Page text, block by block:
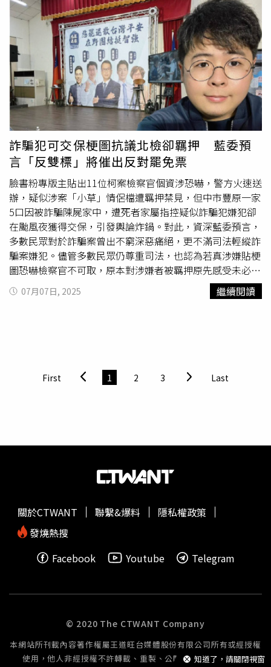
認為此系列演說有愈講愈好趨勢，且有助於穩定支持者信
心，對抗罷免壓力。內部人士表示，賴清德團結十講雖然傳
出爭議，但目前演講多集中於「
獅子會」等特定社團場合，
目的在於穩定基本盤，與一般民眾接觸有限，對罷免三階的
實質影響也不會太大。另一地方人士則認為，總統親自上場
發聲，以其高度與號召力，對於中間偏綠選民而言反而有激
勵作用，或許能激發更多人出面投票，對罷免戰有實質助
力。如今距離罷免第三階段投票僅剩不到一個月，原先預估
罷免成功席次可達8席，近期卻風向驟變，傳出罷團保守預
估「保底剩4席」，國民黨內部最新評估也僅剩「3+1」
席，因反罷方陣營積極備戰，也讓國民黨聲勢大漲。距離7
月26日罷免投票日已不到一個月，國民黨全黨總動員，全面
投入反罷免戰線，帶動支持氣勢回升，近期民調也出現明顯
上揚趨勢。圖為立委王鴻薇日前與台北市長蔣萬安合體掃
街，親赴第一線呼籲民眾「反罷到底」，展現藍營團結動員
的決心。（圖／黃耀徵攝）綠營知情人士分析，隨著大罷免
進入第三階段，選戰從先前的「冷戰」轉為「熱戰」，藍綠
兩黨皆號召全黨動員下場，讓藍營聲勢從低迷短期內出現拉
升。而儘管民進黨已指示公職人員全面投入協助罷免行動，
但地方資源是否願全力傾注，仍存不確定性。據指出，
2026年縣市長及議員九合一選舉將至，各地民代對罷免案
員，投入「罷免團體三階段行動」的對抗作戰，罷免攻防熱
戰正式開打。圖為反共護台志工聯盟舉行「雙北串騎青鳥冬
去各地拜票的時間不會拉到那麼長，目前全黨上下就是全身
詐騙犯可交保梗圖抗議北檢卻羈押 藍委預
言「反雙標」將催出反對罷免票
臉書粉專版主貼出11位柯案檢察官個資涉恐嚇，警方火速送
辦，疑似涉案「小草」情侶檔遭羈押禁見，但中市豐原一家
5口因被詐騙陳屍家中，遭死者家屬指控疑似詐騙犯嫌犯卻
在颱風夜獲得交保，引發輿論炸鍋。對此，資深藍委預言，
多數民眾對於詐騙案曾出不窮深惡痛絕，更不滿司法輕縱詐
騙案嫌犯。儘管多數民眾仍尊重司法，也認為若真涉嫌貼梗
圖恐嚇檢察官不可取，原本對涉嫌者被羈押原先感受未必強
烈。問題是，當「梗圖案」意外恰成詐騙案「對照組」，也
就是台中豐原王姓男子一家五口疑遭詐騙暴力討債、不堪背
就如同總統日前問 獅子會會友「萬元可用多久，不如撥補台
電」，在不少基層民眾未必經濟狀況很好的前提下，總統說
智強辦公室主任陳冠安就在臉書發文，北檢先前抓他，要求
一覽無遺，最後查了兩個月，以犯罪嫌疑不足，不起訴。即
使如此，他也從未在社群上嚴厲譴責司法機關，就是配合調
子，15萬交保，他真的對司法機關感到無比憤怒。不只是
他，有民眾在網路上貼檢察官的梗圖，過去在質詢時不斷聲
間裡就抓到人，然後聲押禁見。陳冠安問「這不是介入個
何暴力犯罪計畫，也沒有真的要對司法人員進行具體的攻擊
行為，而只是單純製作圖卡，表達對司法機關的政治立場，
有需要侵害民眾人權到這種地步嗎？這擺明不是追求司法正
義，而只是嚴懲報復。「更誇張的是，法院的裁定收押理
07月07日, 2025 繼續閱讀
First 1 2 3 Last
知道了，請關閉視窗
關於CTWANT 聯繫&爆料
隱私權政策
發燒熱搜
Facebook
Youtube Telegram
© 2020 The CTWANT Company
本網站所刊載內容著作權屬王道旺台媒體股份有限公司所有或經授權
使用，他人非經授權不許轉載、重製、公開播送或公開傳輸。